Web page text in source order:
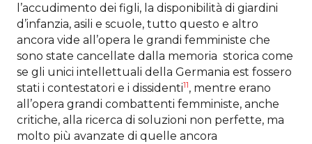
l’accudimento dei figli, la disponibilità di giardini
d’infanzia, asili e scuole, tutto questo e altro
ancora vide all’opera le grandi femministe che
sono state cancellate dalla memoria storica come
se gli unici intellettuali della Germania est fossero
stati i contestatori e i dissidenti11, mentre erano
all’opera grandi combattenti femministe, anche
critiche, alla ricerca di soluzioni non perfette, ma
molto più avanzate di quelle ancora